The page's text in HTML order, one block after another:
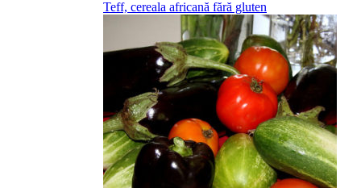
Teff, cereala africană fără gluten